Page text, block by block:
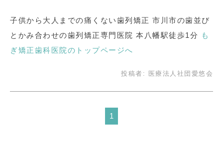
子供から大人までの痛くない歯列矯正 市川市の歯並び
とかみ合わせの歯列矯正専門医院 本八幡駅徒歩1分
も
ぎ矯正歯科医院のトップページへ
投稿者: 医療法人社団愛悠会
1